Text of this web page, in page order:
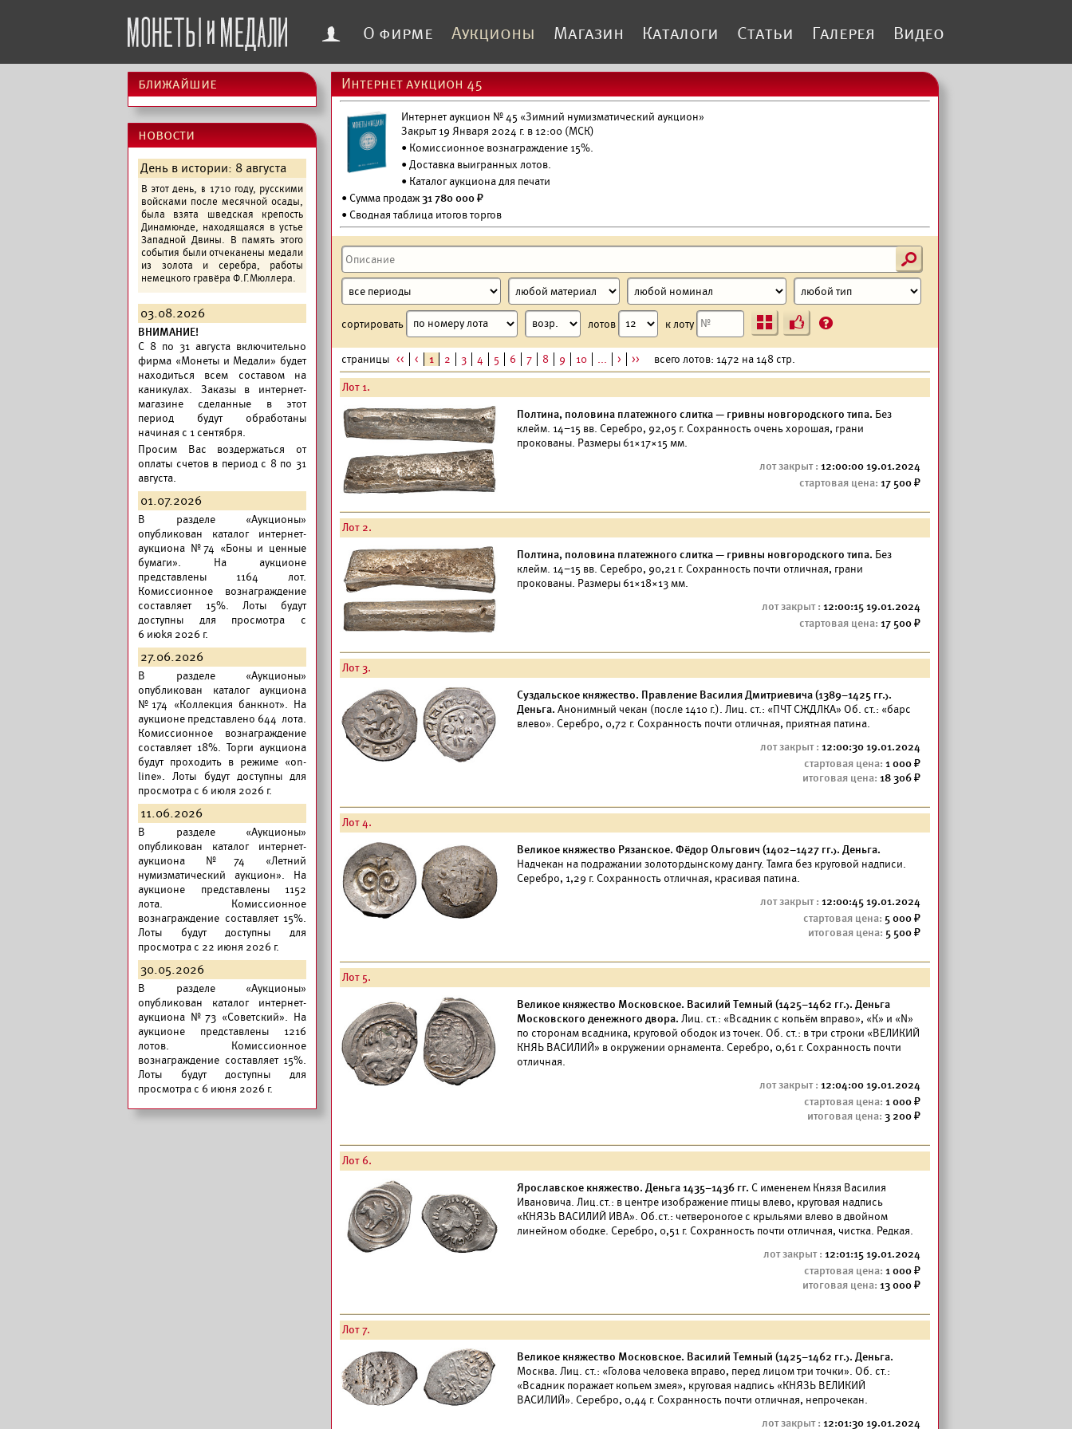
f О фирме Аукционы Магазин Каталоги Статьи Галерея Видео
ближайшие
новости
День в истории: 8 августа
В этот день, в 1710 году, русскими
войсками после месячной осады,
была взята шведская крепость
Динамюнде, находящаяся в устье
Западной Двины. В память этого
события были отчеканены медали
из золота и серебра, работы
немецкого гравёра Ф.Г.Мюллера.
03.08.2026
ВНИМАНИЕ!
C 8 по 31 августа включительно
фирма «Монеты и Медали» будет
находиться всем составом на
каникулах. Заказы в интернет-
магазине сделанные в этот
период будут обработаны
начиная с 1 сентября.
Просим Вас воздержаться от
оплаты счетов в период с 8 по 31
августа.
01.07.2026
В разделе «Аукционы»
опубликован каталог интернет-
аукциона №74 «Боны и ценные
бумаги». На аукционе
представлены 1164 лот.
Комиссионное вознаграждение
составляет 15%. Лоты будут
доступны для просмотра с
6 июkя 2026 г.
27.06.2026
В разделе «Аукционы»
опубликован каталог аукциона
№174 «Коллекция банкнот». На
аукционе представлено 644 лота.
Комиссионное вознаграждение
составляет 18%. Торги аукциона
будут проходить в режиме «on-
line». Лоты будут доступны для
просмотра с 6 июля 2026 г.
11.06.2026
В разделе «Аукционы»
опубликован каталог интернет-
аукциона №74 «Летний
нумизматический аукцион». На
аукционе представлены 1152
лота. Комиссионное
вознаграждение составляет 15%.
Лоты будут доступны для
просмотра с 22 июня 2026 г.
30.05.2026
В разделе «Аукционы»
опубликован каталог интернет-
аукциона №73 «Советский». На
аукционе представлены 1216
лотов. Комиссионное
вознаграждение составляет 15%.
Лоты будут доступны для
просмотра с 6 июня 2026 г.
Интернет аукцион 45
Интернет аукцион № 45 «Зимний нумизматический аукцион»
Закрыт 19 Января 2024 г. в 12:00 (МСК)
• Комиссионное вознаграждение 15%.
•Доставка выигранных лотов.
• Каталог аукциона для печати
• Сумма продаж31 780 000 ₽
• Сводная таблица итогов торгов
s
сортировать лотов к лоту Ъ ?
страницы << < 1 2 3 4 5 6 7 8 9 10 ... > >> всего лотов: 1472 на 148 стр.
Лот 1.
Полтина, половина платежного слитка — гривны новгородского типа. Без
клейм. 14–15 вв. Серебро, 92,05 г. Сохранность очень хорошая, грани
прокованы. Размеры 61×17×15 мм.
12:00:00 19.01.2024
17 500
Лот 2.
Полтина, половина платежного слитка — гривны новгородского типа. Без
клейм. 14–15 вв. Серебро, 90,21 г. Сохранность почти отличная, грани
прокованы. Размеры 61×18×13 мм.
12:00:15 19.01.2024
17 500
Лот 3.
Суздальское княжество. Правление Василия Дмитриевича (1389–1425 гг.).
Деньга. Анонимный чекан (после 1410 г.). Лиц. ст.: «ПЧТ СЖДЛКА» Об. ст.: «барс
влево». Серебро, 0,72 г. Сохранность почти отличная, приятная патина.
12:00:30 19.01.2024
1 000
18 306
Лот 4.
Великое княжество Рязанское. Фёдор Ольгович (1402–1427 гг.). Деньга.
Надчекан на подражании золотордынскому дангу. Тамга без круговой надписи.
Серебро, 1,29 г. Сохранность отличная, красивая патина.
12:00:45 19.01.2024
5 000
5 500
Лот 5.
Великое княжество Московское. Василий Темный (1425–1462 гг.). Деньга
Московского денежного двора. Лиц. ст.: «Всадник с копьём вправо», «К» и «N»
по сторонам всадника, круговой ободок из точек. Об. ст.: в три строки «ВЕЛИКИЙ
КНЯЬ ВАСИЛИЙ» в окружении орнамента. Серебро, 0,61 г. Сохранность почти
отличная.
12:04:00 19.01.2024
1 000
3 200
Лот 6.
Ярославское княжество. Деньга 1435–1436 гг. С имененем Князя Василия
Ивановича. Лиц.ст.: в центре изображение птицы влево, круговая надпись
«КНЯЗЬ ВАCИЛИЙ ИВА». Об.ст.: четвероногое с крыльями влево в двойном
линейном ободке. Серебро, 0,51 г. Сохранность почти отличная, чистка. Редкая.
12:01:15 19.01.2024
1 000
13 000
Лот 7.
Великое княжество Московское. Василий Темный (1425–1462 гг.). Деньга.
Москва. Лиц. ст.: «Голова человека вправо, перед лицом три точки». Об. ст.:
«Всадник поражает копьем змея», круговая надпись «КНЯЗЬ ВЕЛИКИЙ
ВАСИЛИЙ». Серебро, 0,44 г. Сохранность почти отличная, непрочекан.
12:01:30 19.01.2024